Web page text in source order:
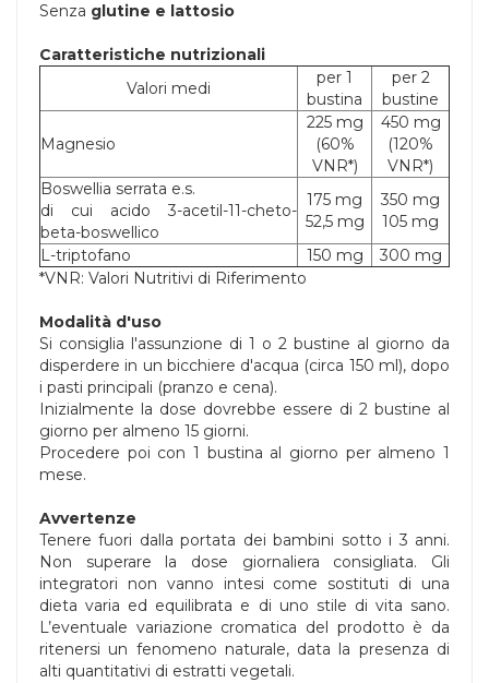
Senza glutine e lattosio
Caratteristiche nutrizionali
Valori medi
per 1
bustina
per 2
bustine
Magnesio
225 mg
(60%
VNR*)
450 mg
(120%
VNR*)
Boswellia serrata e.s.
di cui acido 3-acetil-11-cheto-
beta-boswellico
175 mg
52,5 mg
350 mg
105 mg
L-triptofano
150 mg
300 mg
*VNR: Valori Nutritivi di Riferimento
Modalità d'uso
Si consiglia l'assunzione di 1 o 2 bustine al giorno da
disperdere in un bicchiere d'acqua (circa 150 ml), dopo
i pasti principali (pranzo e cena).
Inizialmente la dose dovrebbe essere di 2 bustine al
giorno per almeno 15 giorni.
Procedere poi con 1 bustina al giorno per almeno 1
mese.
Avvertenze
Tenere fuori dalla portata dei bambini sotto i 3 anni.
Non superare la dose giornaliera consigliata. Gli
integratori non vanno intesi come sostituti di una
dieta varia ed equilibrata e di uno stile di vita sano.
L’eventuale variazione cromatica del prodotto è da
ritenersi un fenomeno naturale, data la presenza di
alti quantitativi di estratti vegetali.